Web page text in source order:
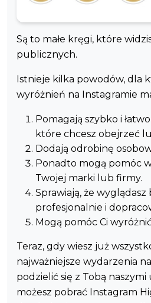
Są to małe kręgi, które
publicznych.
Istnieje kilka powodów, dla
wyróżnień na Instagramie
Pomagają szybko i
które chcesz obejrzeć
Dodają odrobinę
Ponadto mogą pomóc
Twojej marki lub firmy.
Sprawiają, że wyglądasz
profesjonalnie i
Mogą pomóc Ci
Teraz, gdy wiesz już
najważniejsze wydarzenia
podzielić się z Tobą naszymi
możesz pobrać Instagram